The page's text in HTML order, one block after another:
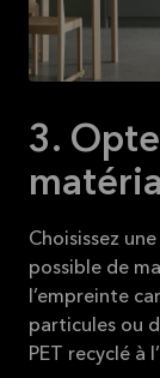
3.
Choisissez
possible de
l’empreinte
particules ou
PET recyclé à